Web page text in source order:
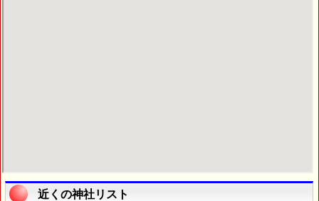
近くの神社リスト